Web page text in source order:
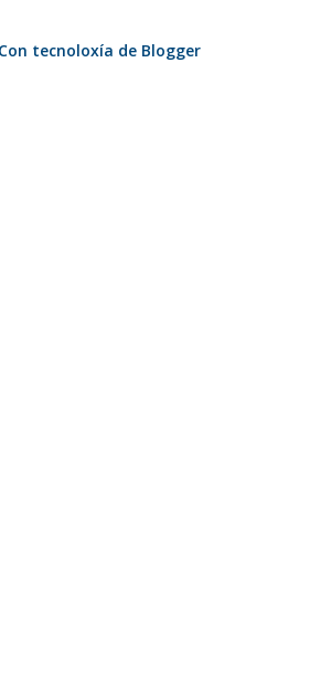
Con tecnoloxía de Blogger